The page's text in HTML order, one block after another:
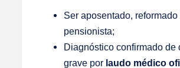
Ser aposentado, reformado
pensionista;
Diagnóstico confirmado de
grave por laudo médico